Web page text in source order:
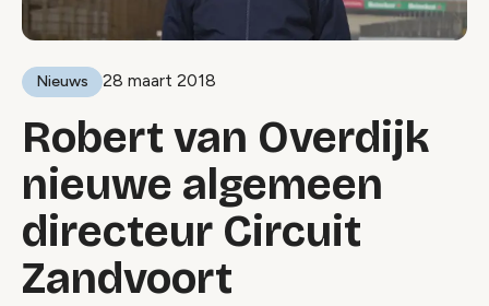
Nieuws 28 maart 2018
Robert van Overdijk
nieuwe algemeen
directeur Circuit
Zandvoort